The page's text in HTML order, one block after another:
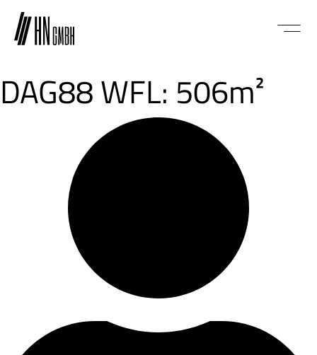
DAG88 WFL: 506m²